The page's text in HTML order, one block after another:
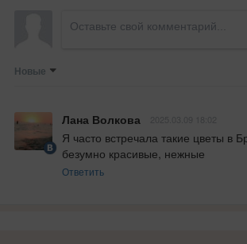
Новые
Лана Волкова
Я часто встречала такие цветы в
безумно красивые, нежные
Ответить